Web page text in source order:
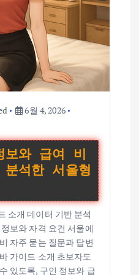
6월 4, 2026
와 급여 비
석한 서울형
소개 데이터 기반 분석
보와 자격 요건 서울에
자주 묻는 질문과 답변
가이드 소개 초보자도
있도록, 구인 정보와 급